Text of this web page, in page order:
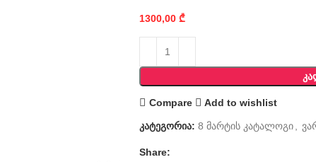
1300,00 ₾
Compare Add to wishlist
კატეგორია: 8 მარტის კატალოგი
Share: